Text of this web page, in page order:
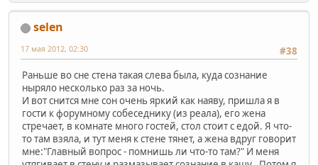
selen
#38
17 мая 2012, 02:30
Раньше во сне стена такая слева была, куда сознание
ныряло несколько раз за ночь.
И вот снится мне сон очень яркий как наяву, пришла я в
гости к форумному собеседнику (из реала), его жена
стречает, в комнате много гостей, стол стоит с едой. Я что-
то там взяла, и тут меня к стене тянет, а жена вдруг говорит
мне:"Главный вопрос - помнишь ли что-то там?" И меня